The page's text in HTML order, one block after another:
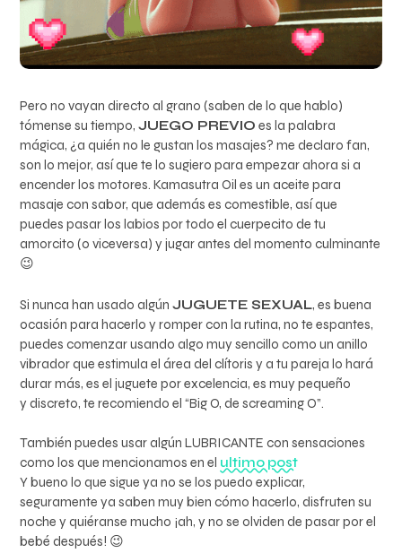
Pero no vayan directo al grano (saben de lo que hablo)
tómense su tiempo,JUEGO PREVIO es la palabra
mágica, ¿a quién no le gustan los masajes? me declaro fan,
son lo mejor, así que te lo sugiero para empezar ahora si a
encender los motores. Kamasutra Oil es un aceite para
masaje con sabor, que además es comestible, así que
puedes pasar los labios por todo el cuerpecito de tu
amorcito (o viceversa) y jugar antes del momento culminante
😉
Si nunca han usado algúnJUGUETE SEXUAL, es buena
ocasión para hacerlo y romper con la rutina, no te espantes,
puedes comenzar usando algo muy sencillo como un anillo
vibrador que estimula el área del clítoris y a tu pareja lo hará
durar más, es el juguete por excelencia, es muy pequeño
y discreto, te recomiendo el “Big O, de screaming O”.
También puedes usar algúnLUBRICANTEcon sensaciones
como los que mencionamos en el ultimo post
Y bueno lo que sigue ya no se los puedo explicar,
seguramente ya saben muy bien cómo hacerlo, disfruten su
noche y quiéranse mucho ¡ah, y no se olviden de pasar por el
bebé después! 😉